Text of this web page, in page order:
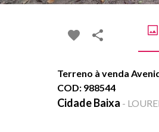
Terreno à venda
COD: 988544
Cidade Baixa -